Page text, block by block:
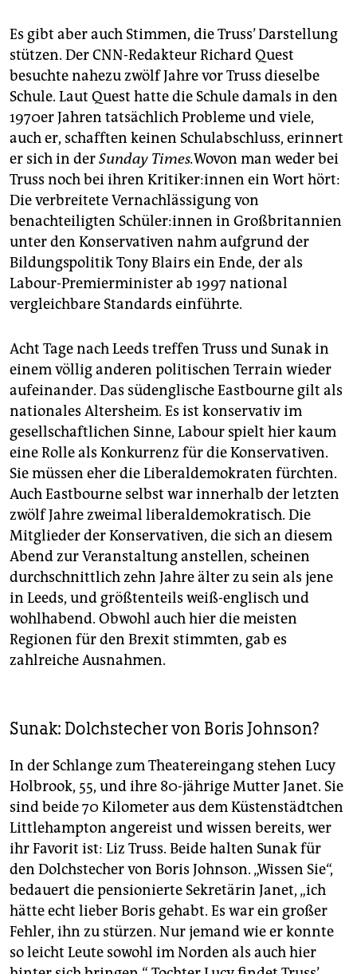
Es gibt aber auch Stimmen, die Truss’ Darstellung
stützen. Der CNN-Redakteur Richard Quest
besuchte nahezu zwölf Jahre vor Truss dieselbe
Schule. Laut Quest hatte die Schule damals in den
1970er Jahren tatsächlich Probleme und viele,
auch er, schafften keinen Schulabschluss, erinnert
er sich in derSunday Times.Wovon man weder bei
Truss noch bei ihren Kri­ti­ke­r:in­nen ein Wort hört:
Die verbreitete Vernachlässigung von
benachteiligten Schü­le­r:in­nen in Großbritannien
unter den Konservativen nahm aufgrund der
Bildungspolitik Tony Blairs ein Ende, der als
Labour-Premierminister ab 1997 national
vergleichbare Standards einführte.
Acht Tage nach Leeds treffen Truss und Sunak in
einem völlig anderen politischen Terrain wieder
aufeinander. Das südenglische Eastbourne gilt als
nationales Altersheim. Es ist konservativ im
gesellschaftlichen Sinne, Labour spielt hier kaum
eine Rolle als Konkurrenz für die Konservativen.
Sie müssen eher die Liberaldemokraten fürchten.
Auch Eastbourne selbst war innerhalb der letzten
zwölf Jahre zweimal liberaldemokratisch. Die
Mitglieder der Konservativen, die sich an diesem
Abend zur Veranstaltung anstellen, scheinen
durchschnittlich zehn Jahre älter zu sein als jene
in Leeds, und größtenteils weiß-englisch und
wohlhabend. Obwohl auch hier die meisten
Regionen für den Brexit stimmten, gab es
zahlreiche Ausnahmen.
Sunak: Dolchstecher von Boris Johnson?
In der Schlange zum Theatereingang stehen Lucy
Holbrook, 55, und ihre 80-jährige Mutter Janet. Sie
sind beide 70 Kilometer aus dem Küstenstädtchen
Littlehampton angereist und wissen bereits, wer
ihr Favorit ist: Liz Truss. Beide halten Sunak für
den Dolchstecher von Boris Johnson. „Wissen Sie“,
bedauert die pensionierte Sekretärin Janet, „ich
hätte echt lieber Boris gehabt. Es war ein großer
Fehler, ihn zu stürzen. Nur jemand wie er konnte
so leicht Leute sowohl im Norden als auch hier